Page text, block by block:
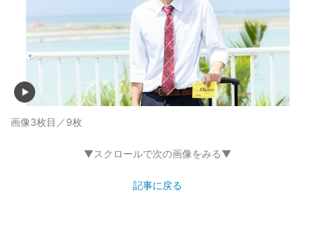
画像3枚目／9枚
▼スクロールで次の画像をみる▼
記事に戻る